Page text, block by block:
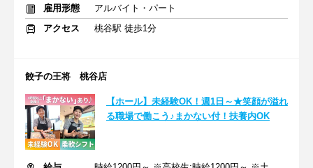
雇用形態
アルバイト・パート
アクセス
桃谷駅 徒歩1分
餃子の王将 桃谷店
【ホール】未経験OK！週1日～★笑顔が溢れ
る職場で働こう♪まかない付！扶養内OK